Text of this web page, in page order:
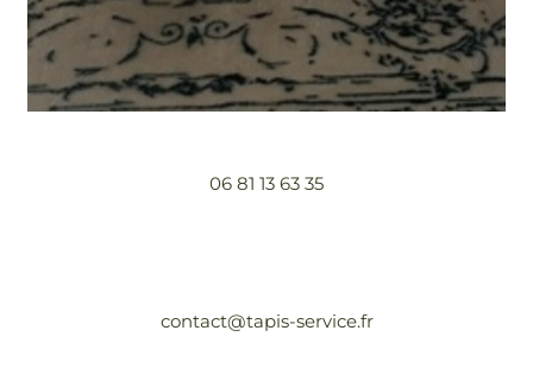
06 81 13 63 35
contact@tapis-service.fr